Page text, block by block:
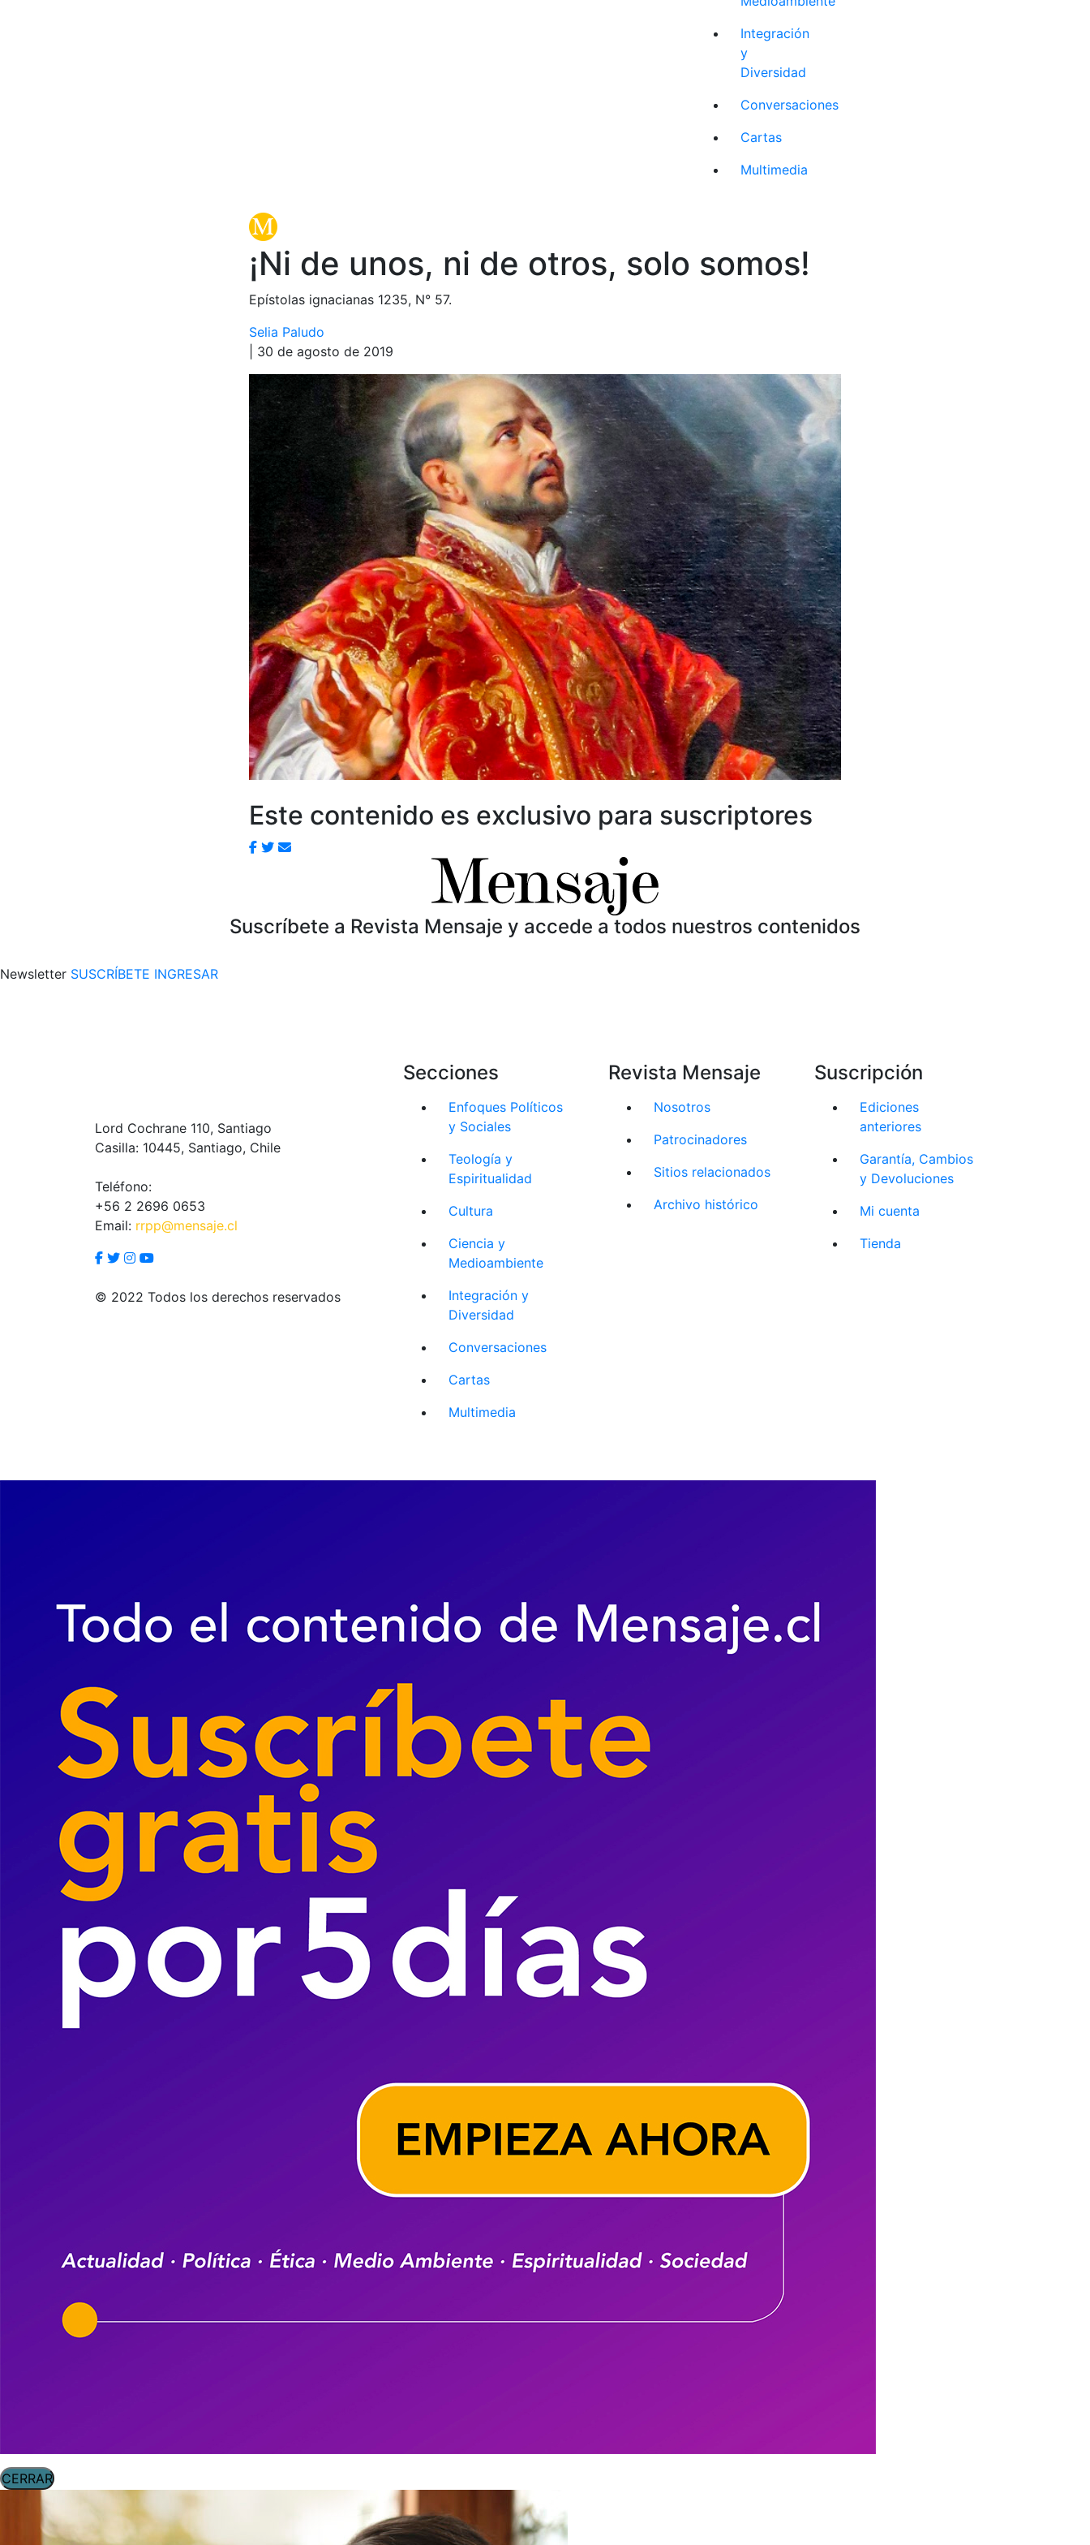
Integración
y
Diversidad
Conversaciones
Cartas
Multimedia
¡Ni de unos, ni de otros, solo somos!
Epístolas ignacianas 1235, N° 57.
Selia Paludo
| 30 de agosto de 2019
Este contenido es exclusivo para suscriptores
Suscríbete a Revista Mensaje y accede a todos nuestros contenidos
Newsletter SUSCRÍBETE INGRESAR
Lord Cochrane 110, Santiago
Casilla: 10445, Santiago, Chile
Teléfono:
+56 2 2696 0653
Email: rrpp@mensaje.cl
© 2022 Todos los derechos reservados
Secciones
Enfoques Políticos
y Sociales
Teología y
Espiritualidad
Cultura
Ciencia y
Medioambiente
Integración y
Diversidad
Conversaciones
Cartas
Multimedia
Revista Mensaje
Nosotros
Patrocinadores
Sitios relacionados
Archivo histórico
Suscripción
Ediciones
anteriores
Garantía, Cambios
y Devoluciones
Mi cuenta
Tienda
CERRAR